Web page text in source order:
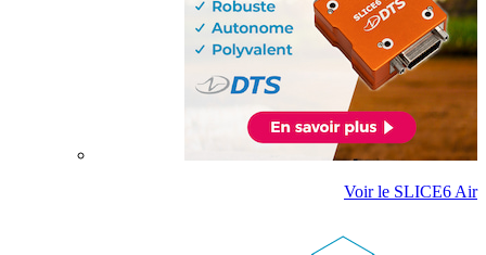
Voir le SLICE6 Air